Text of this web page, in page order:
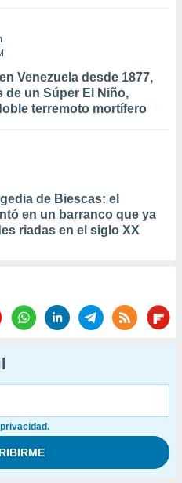
Venezuela desde 1877,
de un Súper El Niño,
terremoto mortífero
de Biescas: el
en un barranco que ya
riadas en el siglo XX